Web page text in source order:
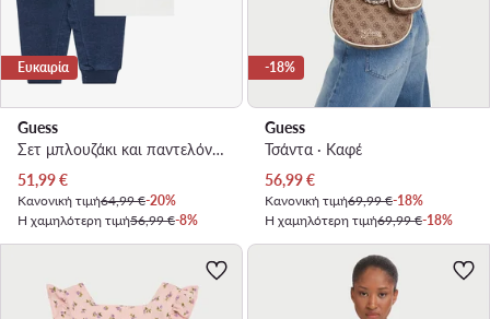
Ευκαιρία
Guess
Σετ μπλουζάκι και παντελόνι · Λευκό
Τρέχουσα τιμή
51,99€
Κανονική τιμή64,99 €-20%
Η χαμηλότερη τιμή56,99 €-8%
-18%
Guess
Τσάντα · Καφέ
Τρέχουσα τιμή
56,99€
Κανονική τιμή69,99 €-18%
Η χαμηλότερη τιμή69,99 €-18%